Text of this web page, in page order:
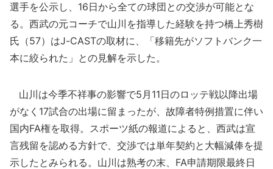
選手を公示し、16日から全ての球団との交渉が可能とな
る。西武の元コーチで山川を指導した経験を持つ橋上秀樹
氏（57）はJ-CASTの取材に、「移籍先がソフトバンク一
本に絞られた」との見解を示した。
山川は今季不祥事の影響で5月11日のロッテ戦以降出場
がなく17試合の出場に留まったが、故障者特例措置に伴い
国内FA権を取得。スポーツ紙の報道によると、西武は宣
言残留を認める方針で、交渉では単年契約と大幅減俸を提
示したとみられる。山川は熟考の末、FA申請期限最終日